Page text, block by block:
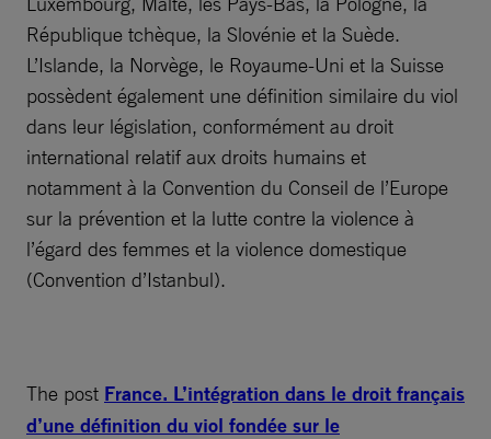
République tchèque, la Slovénie et la Suède.
L’Islande, la Norvège, le Royaume-Uni et la Suisse
possèdent également une définition similaire du viol
dans leur législation, conformément au droit
international relatif aux droits humains et
notamment à la Convention du Conseil de l’Europe
sur la prévention et la lutte contre la violence à
l’égard des femmes et la violence domestique
(Convention d’Istanbul).
The post France. L’intégration dans le droit français
d’une définition du viol fondée sur le